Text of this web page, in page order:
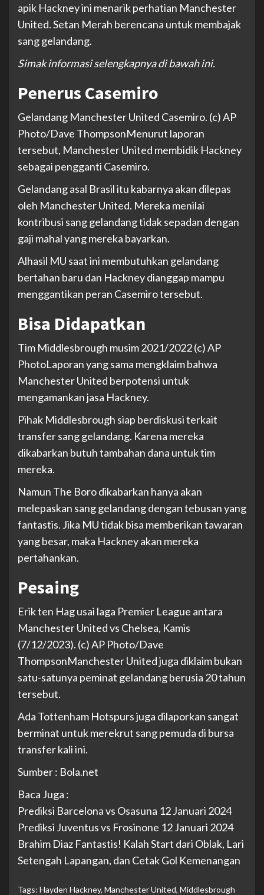
apik Hackney ini menarik perhatian Manchester
United. Setan Merah berencana untuk membajak
sang gelandang.
Simak informasi selengkapnya di bawah ini.
Penerus Casemiro
Gelandang Manchester United Casemiro. (c) AP
Photo/Dave ThompsonMenurut laporan
tersebut, Manchester United membidik Hackney
sebagai pengganti Casemiro.
Gelandang asal Brasil itu kabarnya akan dilepas
oleh Manchester United. Mereka menilai
kontribusi sang gelandang tidak sepadan dengan
gaji mahal yang mereka bayarkan.
Alhasil MU saat ini membutuhkan gelandang
bertahan baru dan Hackney dianggap mampu
menggantikan peran Casemiro tersebut.
Bisa Didapatkan
Tim Middlesbrough musim 2021/2022 (c) AP
PhotoLaporan yang sama mengklaim bahwa
Manchester United berpotensi untuk
mengamankan jasa Hackney.
Pihak Middlesbrough siap berdiskusi terkait
transfer sang gelandang. Karena mereka
dikabarkan butuh tambahan dana untuk tim
mereka.
Namun The Boro dikabarkan hanya akan
melepaskan sang gelandang dengan tebusan yang
fantastis. Jika MU tidak bisa memberikan tawaran
yang besar, maka Hackney akan mereka
pertahankan.
Pesaing
Erik ten Hag usai laga Premier League antara
Manchester United vs Chelsea, Kamis
(7/12/2023). (c) AP Photo/Dave
ThompsonManchester United juga diklaim bukan
satu-satunya peminat gelandang berusia 20 tahun
tersebut.
Ada Tottenham Hotspurs juga dilaporkan sangat
berminat untuk merekrut sang pemuda di bursa
transfer kali ini.
Sumber : Bola.net
Baca Juga :
Prediksi Barcelona vs Osasuna 12 Januari 2024
Prediksi Juventus vs Frosinone 12 Januari 2024
Brahim Diaz Fantastis! Kalah Start dari Oblak, Lari
Setengah Lapangan, dan Cetak Gol Kemenangan
Tags: Hayden Hackney, Manchester United, Middlesbrough